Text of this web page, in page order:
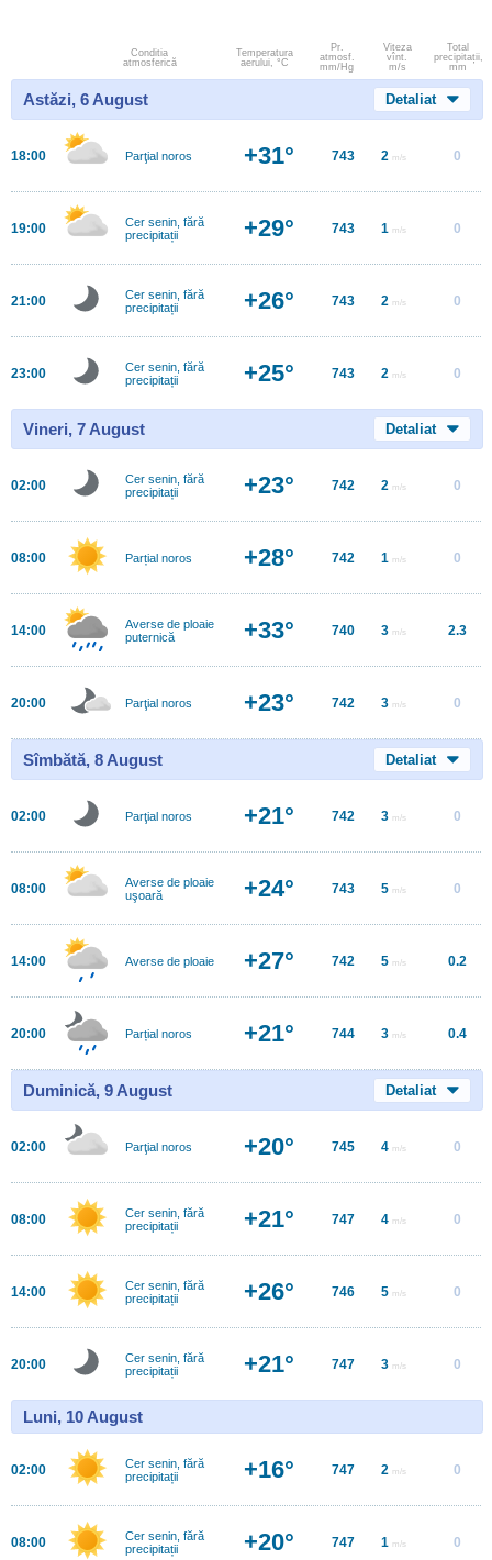
Conditia
atmosferică
Temperatura
aerului, °C
Pr.
atmosf.
mm/Hg
Viteza
vînt.
m/s
Total
precipitații,
mm
Astăzi, 6 August Detaliat
18:00 Parţial noros +31° 743 2 m/s 0
19:00
Cer senin, fără
precipitații
+29° 743 1 m/s 0
21:00
Cer senin, fără
precipitații
+26° 743 2 m/s 0
23:00
Cer senin, fără
precipitații
+25° 743 2 m/s 0
Vineri, 7 August Detaliat
02:00
Cer senin, fără
precipitații
+23° 742 2 m/s 0
08:00 Parțial noros +28° 742 1 m/s 0
14:00
Averse de ploaie
puternică
+33° 740 3 m/s 2.3
20:00 Parţial noros +23° 742 3 m/s 0
Sîmbătă, 8 August Detaliat
02:00 Parţial noros +21° 742 3 m/s 0
08:00
Averse de ploaie
uşoară
+24° 743 5 m/s 0
14:00 Averse de ploaie +27° 742 5 m/s 0.2
20:00 Parțial noros +21° 744 3 m/s 0.4
Duminică, 9 August Detaliat
02:00 Parţial noros +20° 745 4 m/s 0
08:00
Cer senin, fără
precipitații
+21° 747 4 m/s 0
14:00
Cer senin, fără
precipitații
+26° 746 5 m/s 0
20:00
Cer senin, fără
precipitații
+21° 747 3 m/s 0
Luni, 10 August
02:00
Cer senin, fără
precipitații
+16° 747 2 m/s 0
08:00
Cer senin, fără
precipitații
+20° 747 1 m/s 0